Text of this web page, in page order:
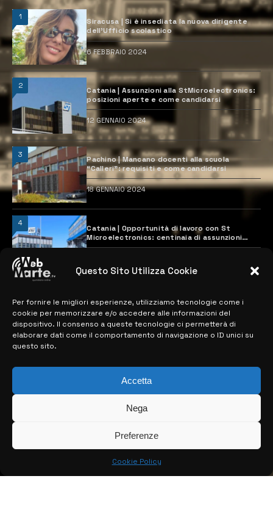
Questo Sito Utilizza Cookie
Per fornire le migliori esperienze, utilizziamo tecnologie come i
cookie per memorizzare e/o accedere alle informazioni del
dispositivo. Il consenso a queste tecnologie ci permetterà di
elaborare dati come il comportamento di navigazione o ID unici su
questo sito.
Accetta
Nega
Preferenze
Cookie Policy
1
Siracusa | Si è insediata la nuova dirigente
dell’Ufficio scolastico
6 FEBBRAIO 2024
2
Catania | Assunzioni alla StMicroelectronics:
posizioni aperte e come candidarsi
12 GENNAIO 2024
3
Pachino | Mancano docenti alla scuola
“Calleri”: requisiti e come candidarsi
18 GENNAIO 2024
4
Catania | Opportunità di lavoro con St
Microelectronics: centinaia di assunzioni
previste
MAPPA DEL SITO
> NOTIZIE